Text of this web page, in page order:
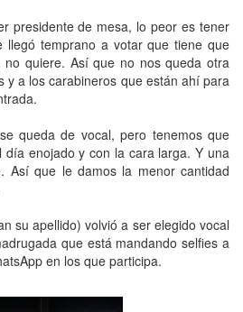
presidente de mesa, lo peor es tener
llegó temprano a votar que tiene que
quiere. Así que no nos queda otra
y a los carabineros que están ahí para
queda de vocal, pero tenemos que
enojado y con la cara larga. Y una
Así que le damos la menor cantidad
su apellido) volvió a ser elegido vocal
que está mandando selfies a
en los que participa.